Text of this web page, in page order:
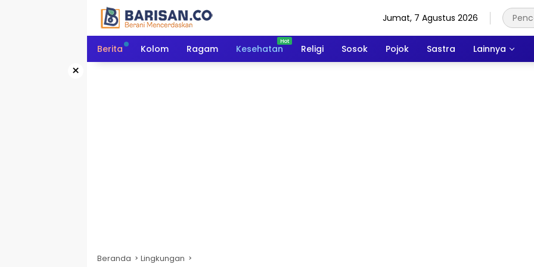
Jumat, 7 Agustus 2026
Berita Kolom Ragam Kesehatan Religi Sosok Pojok Sastra Lainnya
×
Beranda Lingkungan